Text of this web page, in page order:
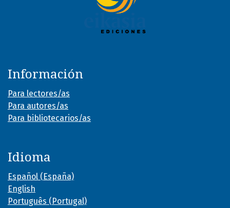
Información
Para lectores/as
Para autores/as
Para bibliotecarios/as
Idioma
Español (España)
English
Português (Portugal)